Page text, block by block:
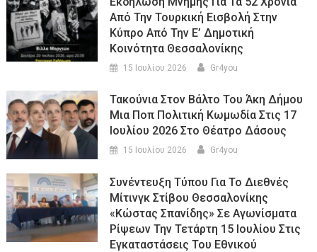
Από Την Τουρκική Εισβολή Στην
Κύπρο Από Την Ε’ Δημοτική
Κοινότητα Θεσσαλονίκης
15 Ιουλίου 2026 Gr4you
Τακούνια Στον Βάλτο Του Άκη Δήμου
Μια Ποπ Πολιτική Κωμωδία Στις 17
Ιουλίου 2026 Στο Θέατρο Δάσους
15 Ιουλίου 2026 Gr4you
Συνέντευξη Τύπου Για Το Διεθνές
Μίτινγκ Στίβου Θεσσαλονίκης
«Κώστας Σπανίδης» Σε Αγωνίσματα
Ρίψεων Την Τετάρτη 15 Ιουλίου Στις
Εγκαταστάσεις Του Εθνικού